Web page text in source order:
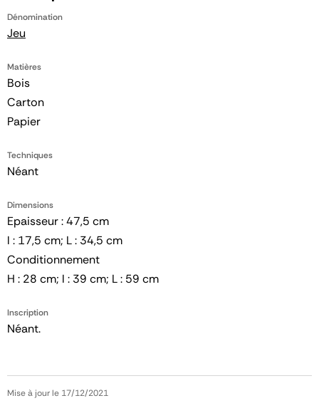
Dénomination
Jeu
Matières
Bois
Carton
Papier
Techniques
Néant
Dimensions
Epaisseur : 47,5 cm
l : 17,5 cm; L : 34,5 cm
Conditionnement
H : 28 cm; l : 39 cm; L : 59 cm
Inscription
Néant.
Mise à jour le 17/12/2021